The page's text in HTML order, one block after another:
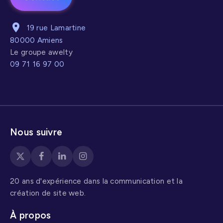
19 rue Lamartine
80000 Amiens
Le groupe awelty
09 71 16 97 00
Nous suivre
20 ans d'expérience dans la communication et la
création de site web.
À propos